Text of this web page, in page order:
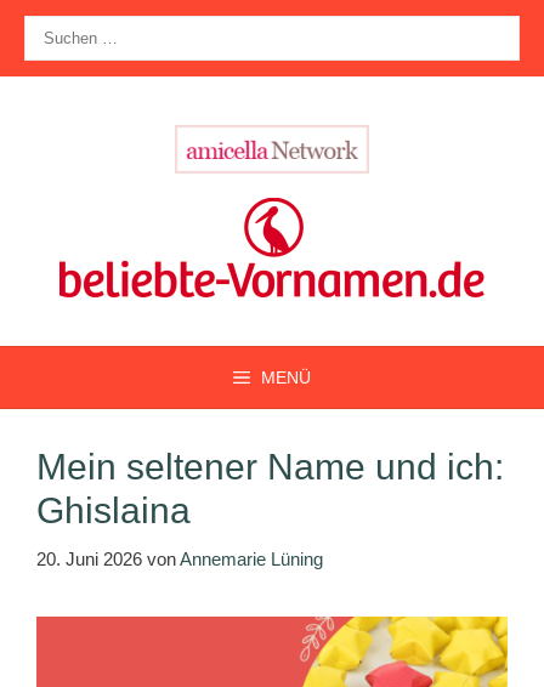
Zum
Inhalt
springen
nach:
MENÜ
Mein seltener Name und ich:
Ghislaina
20. Juni 2026 vonAnnemarie Lüning